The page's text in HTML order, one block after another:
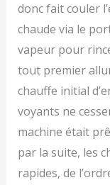
donc fait couler
chaude via le
vapeur pour
tout premier
chauffe initial
voyants ne
machine était
par la suite, les
rapides, de